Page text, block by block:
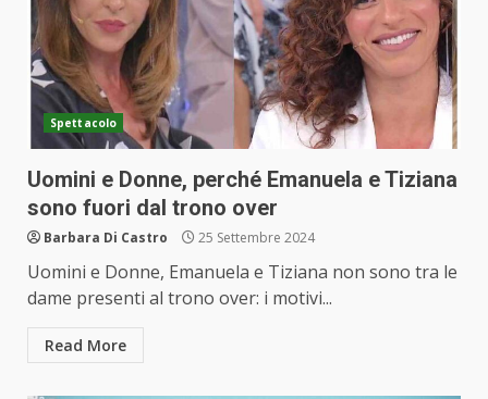
Spettacolo
Uomini e Donne, perché Emanuela e Tiziana
sono fuori dal trono over
Barbara Di Castro 25 Settembre 2024
Uomini e Donne, Emanuela e Tiziana non sono tra le
dame presenti al trono over: i motivi...
Read More